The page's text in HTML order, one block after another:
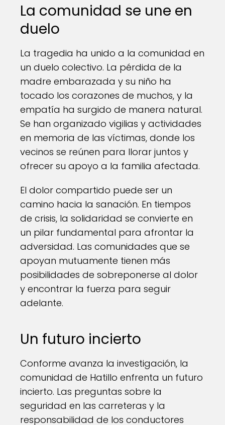
La comunidad se une en
duelo
La tragedia ha unido a la comunidad en
un duelo colectivo. La pérdida de la
madre embarazada y su niño ha
tocado los corazones de muchos, y la
empatía ha surgido de manera natural.
Se han organizado vigilias y actividades
en memoria de las víctimas, donde los
vecinos se reúnen para llorar juntos y
ofrecer su apoyo a la familia afectada.
El dolor compartido puede ser un
camino hacia la sanación. En tiempos
de crisis, la solidaridad se convierte en
un pilar fundamental para afrontar la
adversidad. Las comunidades que se
apoyan mutuamente tienen más
posibilidades de sobreponerse al dolor
y encontrar la fuerza para seguir
adelante.
Un futuro incierto
Conforme avanza la investigación, la
comunidad de Hatillo enfrenta un futuro
incierto. Las preguntas sobre la
seguridad en las carreteras y la
responsabilidad de los conductores